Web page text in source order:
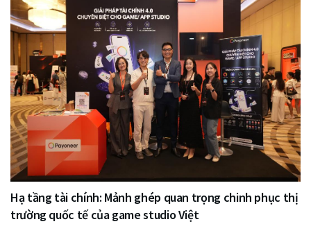
Hạ tầng tài chính: Mảnh ghép quan trọng chinh phục thị
trường quốc tế của game studio Việt